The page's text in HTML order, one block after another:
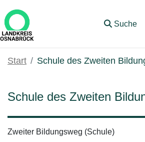
Zum Hauptinhalt springen
Suche
Start Schule des Zweiten
Schule des Zweiten
Zweiter Bildungsweg (Schule)